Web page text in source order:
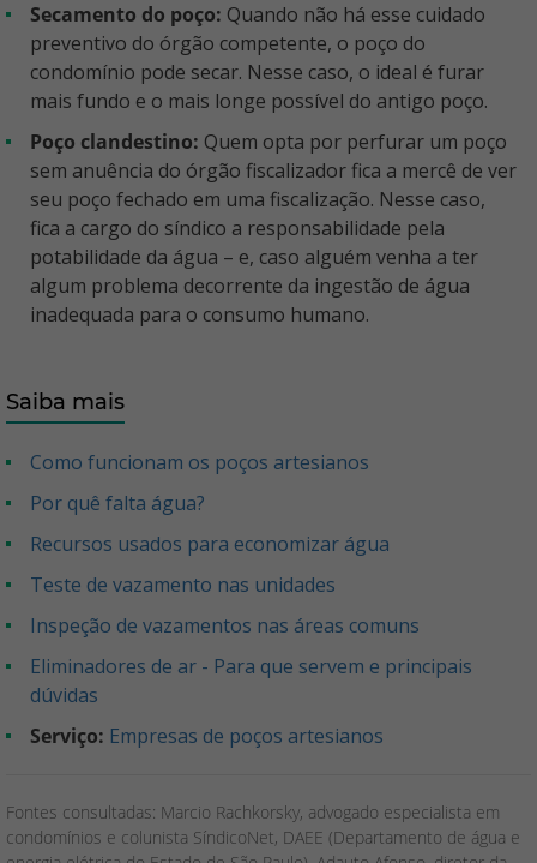
Secamento do poço: Quando não há esse cuidado
preventivo do órgão competente, o poço do
condomínio pode secar. Nesse caso, o ideal é furar
mais fundo e o mais longe possível do antigo poço.
Poço clandestino: Quem opta por perfurar um poço
sem anuência do órgão fiscalizador fica a mercê de ver
seu poço fechado em uma fiscalização. Nesse caso,
fica a cargo do síndico a responsabilidade pela
potabilidade da água – e, caso alguém venha a ter
algum problema decorrente da ingestão de água
inadequada para o consumo humano.
Saiba mais
Como funcionam os poços artesianos
Por quê falta água?
Recursos usados para economizar água
Teste de vazamento nas unidades
Inspeção de vazamentos nas áreas comuns
Eliminadores de ar - Para que servem e principais
dúvidas
Serviço: Empresas de poços artesianos
Fontes consultadas: Marcio Rachkorsky, advogado especialista em
condomínios e colunista SíndicoNet, DAEE (Departamento de água e